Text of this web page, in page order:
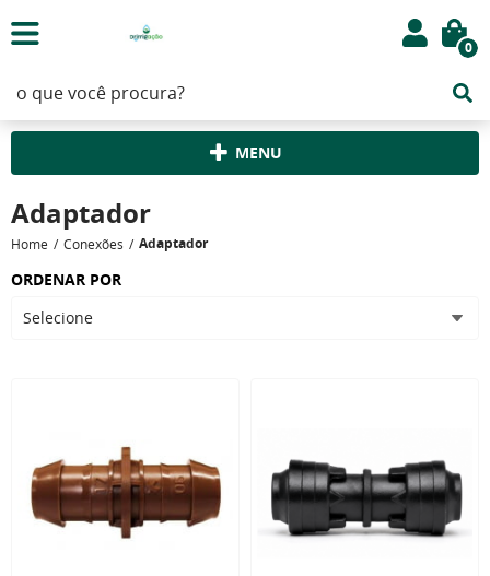
0
MENU
Adaptador
Home Conexões Adaptador
ORDENAR POR
Selecione